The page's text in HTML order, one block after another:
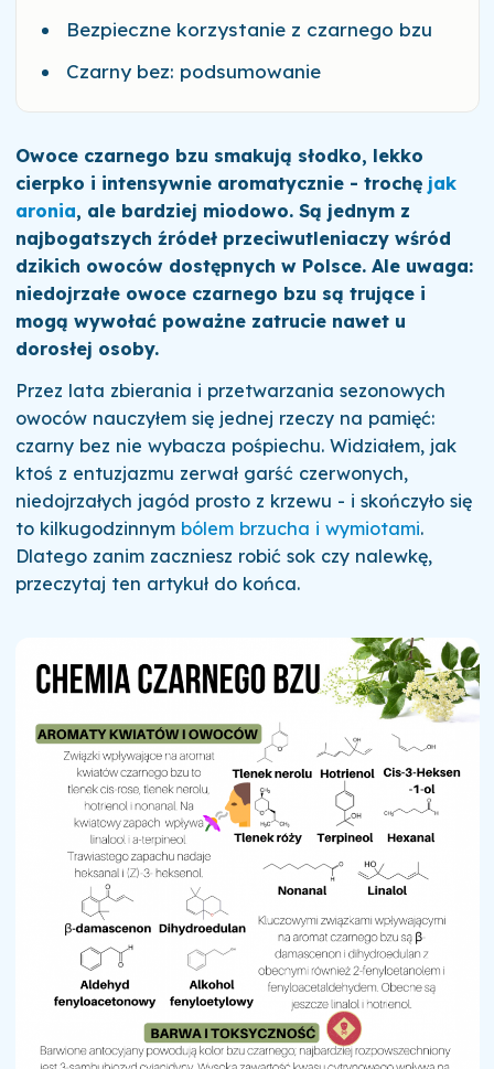
Bezpieczne korzystanie z czarnego bzu
Czarny bez: podsumowanie
Owoce czarnego bzu smakują słodko, lekko
cierpko i intensywnie aromatycznie - trochę jak
aronia, ale bardziej miodowo. Są jednym z
najbogatszych źródeł przeciwutleniaczy wśród
dzikich owoców dostępnych w Polsce. Ale uwaga:
niedojrzałe owoce czarnego bzu są trujące i
mogą wywołać poważne zatrucie nawet u
dorosłej osoby.
Przez lata zbierania i przetwarzania sezonowych
owoców nauczyłem się jednej rzeczy na pamięć:
czarny bez nie wybacza pośpiechu. Widziałem, jak
ktoś z entuzjazmu zerwał garść czerwonych,
niedojrzałych jagód prosto z krzewu - i skończyło się
to kilkugodzinnym bólem brzucha i wymiotami.
Dlatego zanim zaczniesz robić sok czy nalewkę,
przeczytaj ten artykuł do końca.